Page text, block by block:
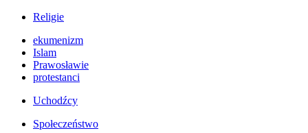
Religie
ekumenizm
Islam
Prawosławie
protestanci
Uchodźcy
Społeczeństwo